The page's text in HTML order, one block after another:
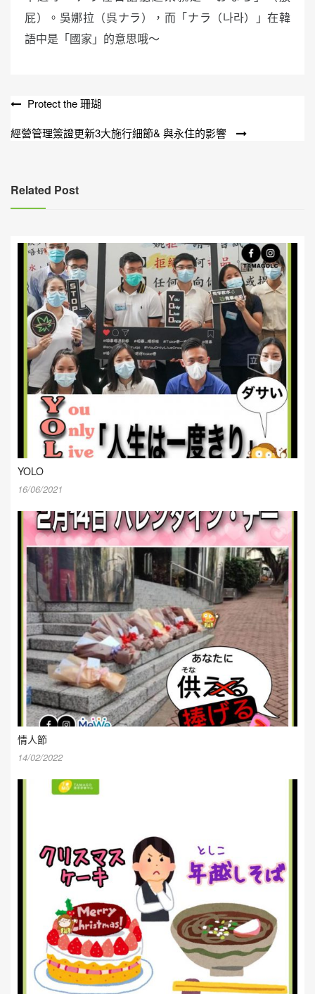
屁）。吳娜拉（呉ナラ），而「ナラ（나라）」在韓
語中是「國家」的意思哦～
文
章
Protect the 珊瑚
經營管理簽證更新3大施行細節& 與永住的影響
Related Post
YOLO
16/06/2021
情人節
14/02/2022